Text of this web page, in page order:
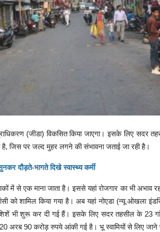
(जीडा) विकसित किया जाएगा। इसके लिए सदर
जिस पर जल्द मुहर लगने की संभावना जताई जा रही है।
दौड़ते-भागते दिखे स्वास्थ्य कर्मी
में से एक माना जाता है। इससे यहां रोजगार का भी अभाव
को शामिल किया गया है। अब यहां नोएडा (न्यू ओखला
भी शुरू कर दी गई हैं। इसके लिए सदर तहसील के 23
अरब 90 करोड़ रुपये आंकी गई है। भू स्वामियों से लिए